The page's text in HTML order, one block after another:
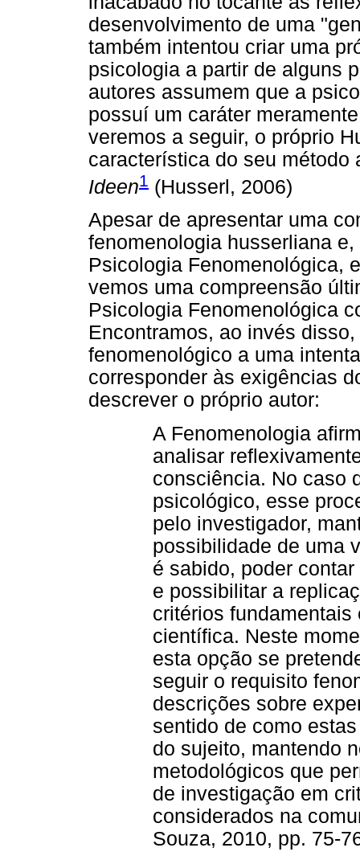
desenvolvimento de uma
também intentou criar uma
psicologia a partir de alguns
autores assumem que a
possuí um caráter
veremos a seguir, o próprio
característica do seu método
Ideen1 (Husserl, 2006)
Apesar de apresentar uma
fenomenologia husserliana
Psicologia Fenomenológica,
vemos uma compreensão
Psicologia Fenomenológica
Encontramos, ao invés
fenomenológico a uma
corresponder às exigências
descrever o próprio autor:
A Fenomenologia
analisar
consciência. No caso
psicológico, esse
pelo investigador,
possibilidade de uma
é sabido, poder
e possibilitar a
critérios
científica. Neste
esta opção se
seguir o requisito
descrições sobre
sentido de como
do sujeito, mantendo
metodológicos que
de investigação em
considerados na
Souza, 2010, pp. 75-